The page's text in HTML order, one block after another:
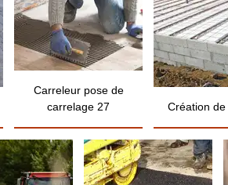
Carreleur pose de
carrelage 27
Création de